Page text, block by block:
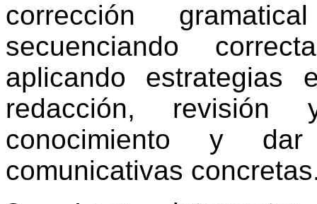
corrección
secuenciando
aplicando estrategias
redacción,
conocimiento y
comunicativas